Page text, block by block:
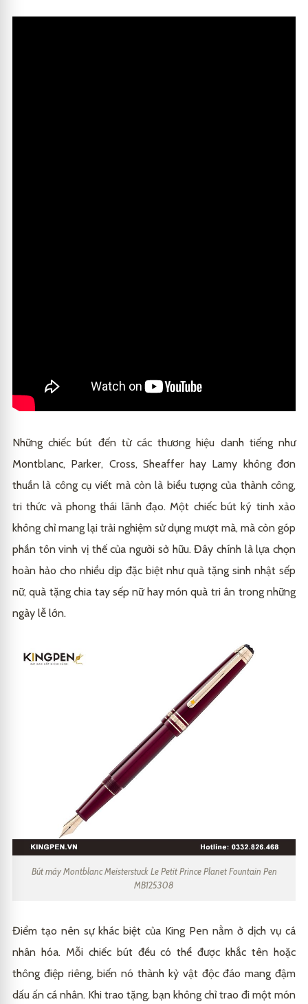
Những chiếc bút đến từ các thương hiệu danh tiếng như
Montblanc, Parker, Cross, Sheaffer hay Lamy không đơn
thuần là công cụ viết mà còn là biểu tượng của thành công,
tri thức và phong thái lãnh đạo. Một chiếc bút ký tinh xảo
không chỉ mang lại trải nghiệm sử dụng mượt mà, mà còn góp
phần tôn vinh vị thế của người sở hữu. Đây chính là lựa chọn
hoàn hảo cho nhiều dịp đặc biệt như quà tặng sinh nhật sếp
nữ, quà tặng chia tay sếp nữ hay món quà tri ân trong những
ngày lễ lớn.
Bút máy Montblanc Meisterstuck Le Petit Prince Planet Fountain Pen
MB125308
Điểm tạo nên sự khác biệt của King Pen nằm ở dịch vụ cá
nhân hóa. Mỗi chiếc bút đều có thể được khắc tên hoặc
thông điệp riêng, biến nó thành kỷ vật độc đáo mang đậm
dấu ấn cá nhân. Khi trao tặng, bạn không chỉ trao đi một món